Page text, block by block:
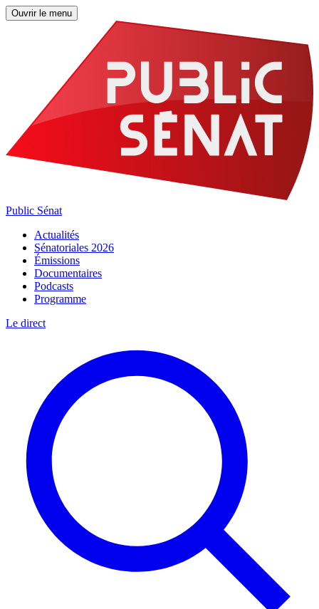
Ouvrir le menu
Public Sénat
Actualités
Sénatoriales 2026
Émissions
Documentaires
Podcasts
Programme
Le direct